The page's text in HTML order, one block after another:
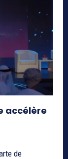
accélère
de